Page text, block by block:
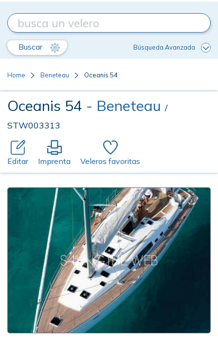
Buscar Búsqueda Avanzada
Home Beneteau Oceanis 54
Oceanis 54 - Beneteau /
STW003313
Editar Imprenta Veleros favoritas